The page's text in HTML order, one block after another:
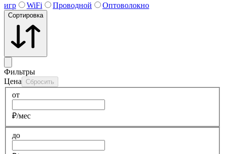
игр
WiFi Проводной Оптоволокно
Сортировка
Фильтры
Цена
Сбросить
от
₽/мес
до